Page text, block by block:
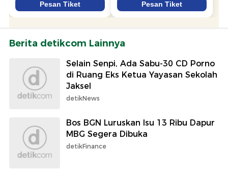
Berita detikcom Lainnya
Selain Senpi, Ada Sabu-30 CD Porno
di Ruang Eks Ketua Yayasan Sekolah
Jaksel
detikNews
Bos BGN Luruskan Isu 13 Ribu Dapur
MBG Segera Dibuka
detikFinance